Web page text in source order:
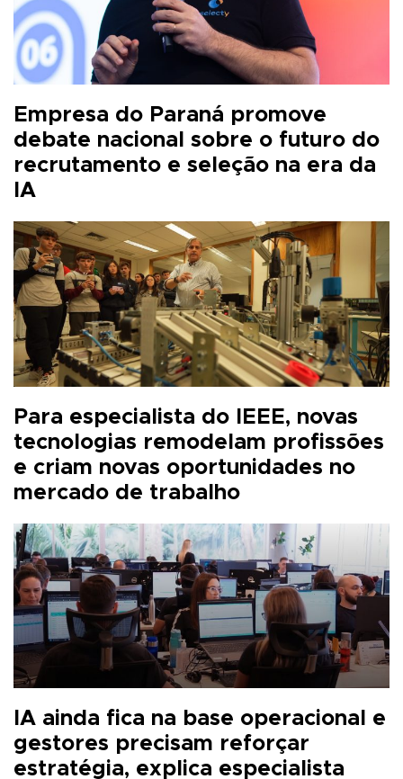
Empresa do Paraná promove
debate nacional sobre o futuro do
recrutamento e seleção na era da
IA
Para especialista do IEEE, novas
tecnologias remodelam profissões
e criam novas oportunidades no
mercado de trabalho
IA ainda fica na base operacional e
gestores precisam reforçar
estratégia, explica especialista